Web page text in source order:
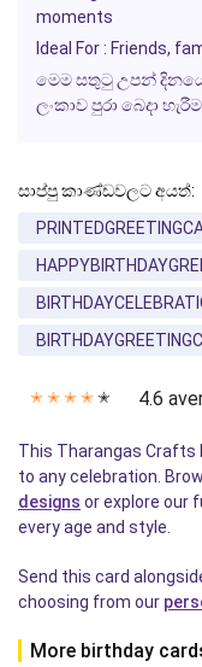
moments
Ideal For : Friends,
මෙම සතුටු උපන් දිනයේ
ලංකාව පුරා බෙදා
සාප්පු කාණ්ඩවලට අයත්:
✭ ✭ ✭ ✭ ✭ 4.6
This Tharangas Crafts
to any celebration.
designs or explore our
every age and style.
Send this card
choosing from our
More birthday